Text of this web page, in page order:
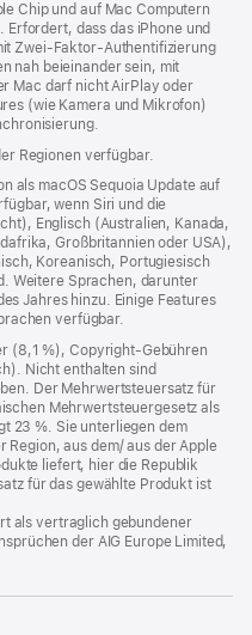
Chip und auf Mac Computern
Erfordert, dass das iPhone und
Zwei-Faktor-Authentifizierung
nah beieinander sein, mit
Mac darf nicht AirPlay oder
(wie Kamera und Mikrofon)
Regionen verfügbar.
als macOS Sequoia Update auf
wenn Siri und die
Englisch (Australien, Kanada,
Großbritannien oder USA),
Koreanisch, Portugiesisch
Weitere Sprachen, darunter
Jahres hinzu. Einige Features
verfügbar.
(8,1 %), Copyright-Gebühren
Nicht enthalten sind
Der Mehrwertsteuersatz für
Mehrwertsteuergesetz als
23 %. Sie unterliegen dem
Region, aus dem/ aus der Apple
liefert, hier die Republik
für das gewählte Produkt ist
als vertraglich gebundener
der AIG Europe Limited,